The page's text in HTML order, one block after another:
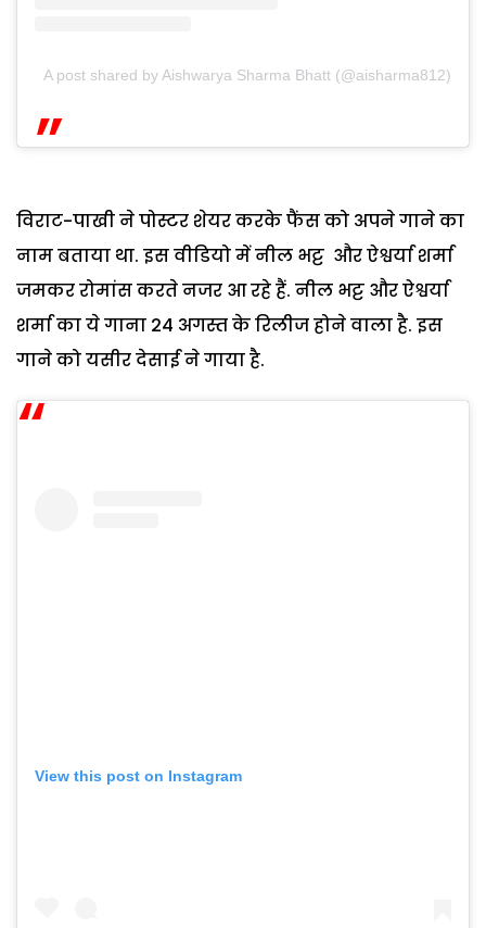
A post shared by Aishwarya Sharma Bhatt (@aisharma812)
विराट-पाखी ने पोस्टर शेयर करके फैंस को अपने गाने का
नाम बताया था. इस वीडियो में नील भट्ट और ऐश्वर्या शर्मा
जमकर रोमांस करते नजर आ रहे हैं. नील भट्ट और ऐश्वर्या
शर्मा का ये गाना 24 अगस्त के रिलीज होने वाला है. इस
गाने को यसीर देसाई ने गाया है.
View this post on Instagram